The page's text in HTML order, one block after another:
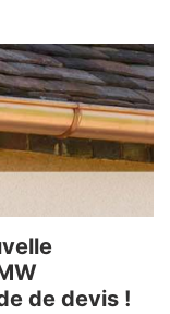
de devis !